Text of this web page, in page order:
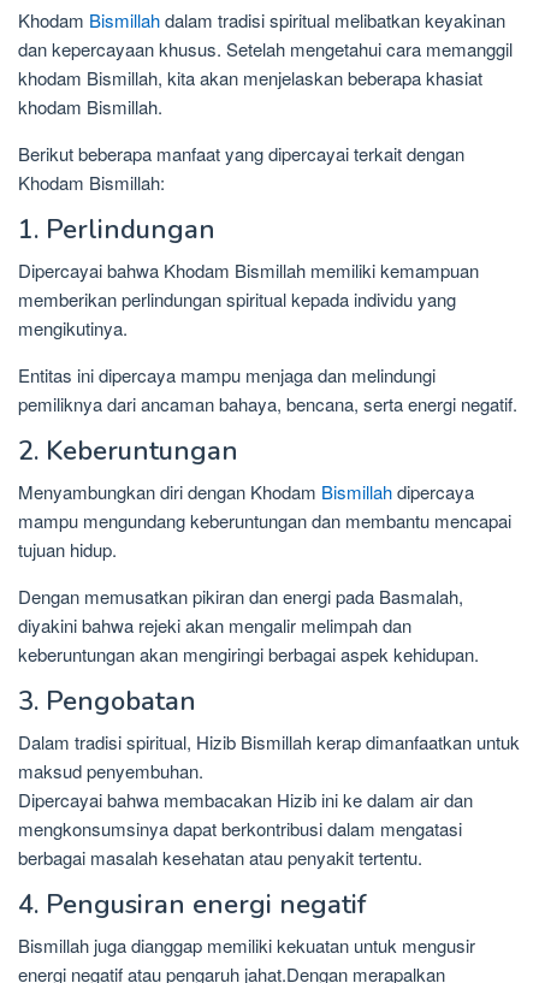
Khodam Bismillahdalam tradisi spiritual melibatkan keyakinan
dan kepercayaan khusus. Setelah mengetahui cara memanggil
khodam Bismillah, kita akan menjelaskan beberapa khasiat
khodam Bismillah.
Berikut beberapa manfaat yang dipercayai terkait dengan
Khodam Bismillah:
1. Perlindungan
Dipercayai bahwa Khodam Bismillah memiliki kemampuan
memberikan perlindungan spiritual kepada individu yang
mengikutinya.
Entitas ini dipercaya mampu menjaga dan melindungi
pemiliknya dari ancaman bahaya, bencana, serta energi negatif.
2. Keberuntungan
Menyambungkan diri dengan Khodam Bismillahdipercaya
mampu mengundang keberuntungan dan membantu mencapai
tujuan hidup.
Dengan memusatkan pikiran dan energi pada Basmalah,
diyakini bahwa rejeki akan mengalir melimpah dan
keberuntungan akan mengiringi berbagai aspek kehidupan.
3. Pengobatan
Dalam tradisi spiritual, Hizib Bismillah kerap dimanfaatkan untuk
maksud penyembuhan.
Dipercayai bahwa membacakan Hizib ini ke dalam air dan
mengkonsumsinya dapat berkontribusi dalam mengatasi
berbagai masalah kesehatan atau penyakit tertentu.
4. Pengusiran energi negatif
Bismillah juga dianggap memiliki kekuatan untuk mengusir
energi negatif atau pengaruh jahat.Dengan merapalkan